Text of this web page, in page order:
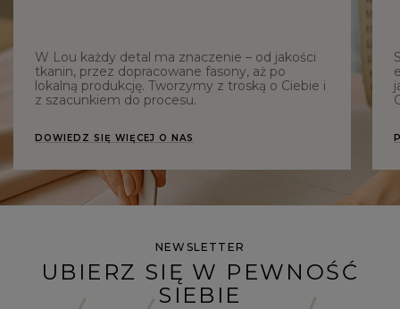
W Lou każdy detal ma znaczenie – od jakości
tkanin, przez dopracowane fasony, aż po
lokalną produkcję. Tworzymy z troską o Ciebie i
z szacunkiem do procesu.
DOWIEDZ SIĘ WIĘCEJ O NAS
NEWSLETTER
UBIERZ SIĘ W PEWNOŚĆ
SIEBIE